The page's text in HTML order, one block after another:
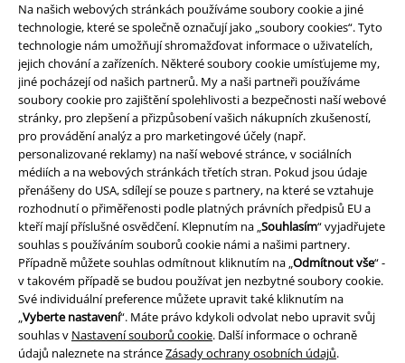
Na našich webových stránkách používáme soubory cookie a jiné
technologie, které se společně označují jako „soubory cookies“. Tyto
technologie nám umožňují shromažďovat informace o uživatelích,
jejich chování a zařízeních. Některé soubory cookie umísťujeme my,
jiné pocházejí od našich partnerů. My a naši partneři používáme
soubory cookie pro zajištění spolehlivosti a bezpečnosti naší webové
stránky, pro zlepšení a přizpůsobení vašich nákupních zkušeností,
pro provádění analýz a pro marketingové účely (např.
personalizované reklamy) na naší webové stránce, v sociálních
médiích a na webových stránkách třetích stran. Pokud jsou údaje
přenášeny do USA, sdílejí se pouze s partnery, na které se vztahuje
rozhodnutí o přiměřenosti podle platných právních předpisů EU a
kteří mají příslušné osvědčení. Klepnutím na „Souhlasím“ vyjadřujete
souhlas s používáním souborů cookie námi a našimi partnery.
Případně můžete souhlas odmítnout kliknutím na „Odmítnout vše“ -
v takovém případě se budou používat jen nezbytné soubory cookie.
Své individuální preference můžete upravit také kliknutím na
„Vyberte nastavení“. Máte právo kdykoli odvolat nebo upravit svůj
souhlas v Nastavení souborů cookie. Další informace o ochraně
údajů naleznete na stránceZásady ochrany osobních údajů.
Zrušit členství v BSC
Způsoby platby
Nabídky pro vás
Soutěž
Objednejte si dárkový poukaz
O EMP
Udržitelnost